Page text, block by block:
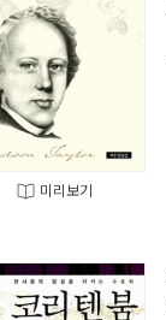
미리보기